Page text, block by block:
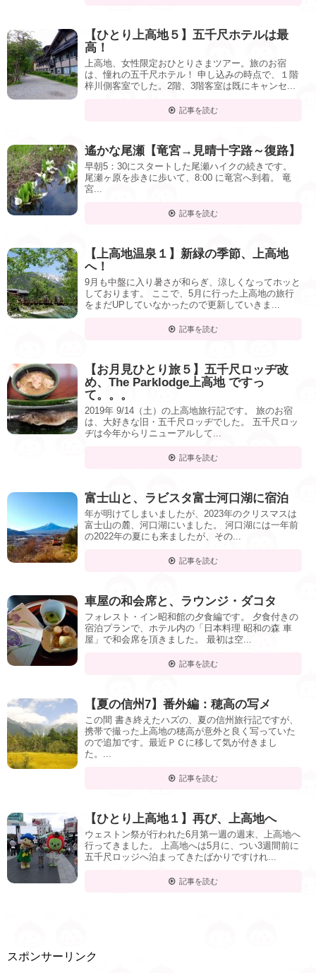
【ひとり上高地５】五千尺ホテルは最
高！
上高地、女性限定おひとりさまツアー。旅のお宿
は、憧れの五千尺ホテル！ 申し込みの時点で、１階
梓川側客室でした。2階、3階客室は既にキャンセ...
記事を読む
遙かな尾瀬【竜宮→見晴十字路～復路】
早朝5：30にスタートした尾瀬ハイクの続きです。
尾瀬ヶ原を歩きに歩いて、8:00 に竜宮へ到着。 竜
宮...
記事を読む
【上高地温泉１】新緑の季節、上高地
へ！
9月も中盤に入り暑さが和らぎ、涼しくなってホッと
しております。 ここで、5月に行った上高地の旅行
をまだUPしていなかったので更新していきま...
記事を読む
【お月見ひとり旅５】五千尺ロッヂ改
め、The Parklodge上高地 ですっ
て。。。
2019年 9/14（土）の上高地旅行記です。 旅のお宿
は、大好きな旧・五千尺ロッヂでした。 五千尺ロッ
ヂは今年からリニューアルして...
記事を読む
富士山と、ラビスタ富士河口湖に宿泊
年が明けてしまいましたが、2023年のクリスマスは
富士山の麓、河口湖にいました。 河口湖には一年前
の2022年の夏にも来ましたが、その...
記事を読む
車屋の和会席と、ラウンジ・ダコタ
フォレスト・イン昭和館の夕食編です。 夕食付きの
宿泊プランで、ホテル内の「日本料理 昭和の森 車
屋」で和会席を頂きました。 最初は空...
記事を読む
【夏の信州7】番外編：穂高の写メ
この間 書き終えたハズの、夏の信州旅行記ですが、
携帯で撮った上高地の穂高が意外と良く写っていた
ので追加です。最近ＰＣに移して気が付きまし
た。...
記事を読む
【ひとり上高地１】再び、上高地へ
ウェストン祭が行われた6月第一週の週末、上高地へ
行ってきました。 上高地へは5月に、つい3週間前に
五千尺ロッジへ泊まってきたばかりですけれ...
記事を読む
スポンサーリンク